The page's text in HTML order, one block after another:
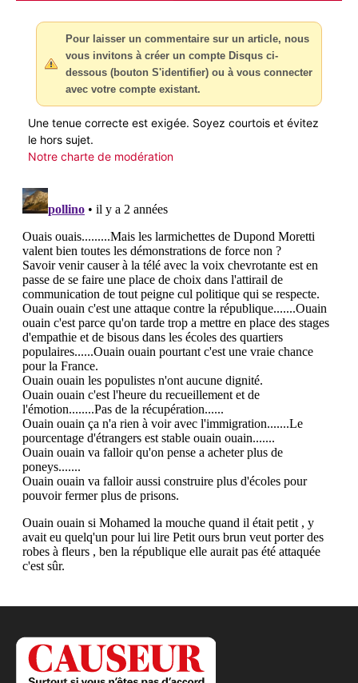
Pour laisser un commentaire sur un article, nous
vous invitons à créer un compte Disqus ci-
dessous (bouton S'identifier) ou à vous connecter
avec votre compte existant.
Une tenue correcte est exigée. Soyez courtois et évitez
le hors sujet.
Notre charte de modération